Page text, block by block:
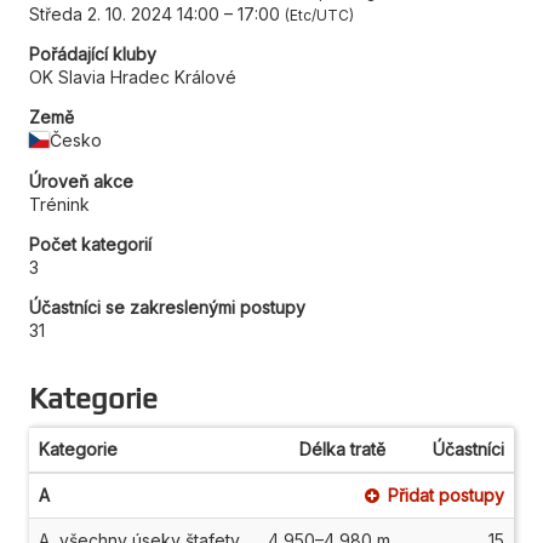
Středa 2. 10. 2024 14:00 – 17:00 Etc/UTC
Pořádající kluby
OK Slavia Hradec Králové
Země
Česko
Úroveň akce
Trénink
Počet kategorií
3
Účastníci se zakreslenými postupy
31
Kategorie
Kategorie Délka tratě Účastníci
A Přidat postupy